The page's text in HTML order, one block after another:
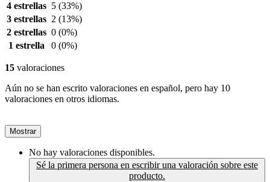
4 estrellas 5 (33%)
3 estrellas 2 (13%)
2 estrellas 0 (0%)
1 estrella
0 (0%)
15 valoraciones
Aún no se han escrito valoraciones en español, pero hay 10
valoraciones en otros idiomas.
Mostrar
No hay valoraciones disponibles.
Sé la primera persona en escribir una valoración sobre este
producto.